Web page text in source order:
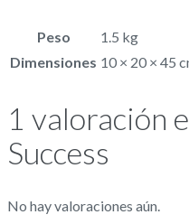
Peso
1.5 kg
Dimensiones 10 × 20 × 45
1 valoración
Success
No hay valoraciones aún.